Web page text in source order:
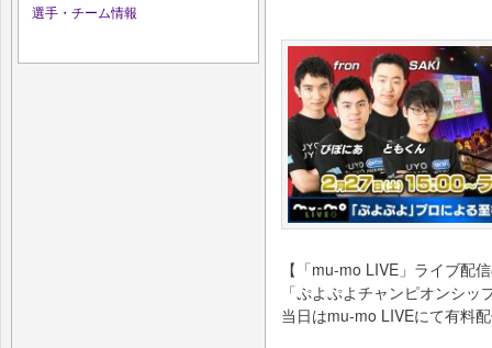
選手・チーム情報
【「mu-mo LIVE」ライブ配
「ぷよぷよチャンピオンシ
当日はmu-mo LIVEにて有料